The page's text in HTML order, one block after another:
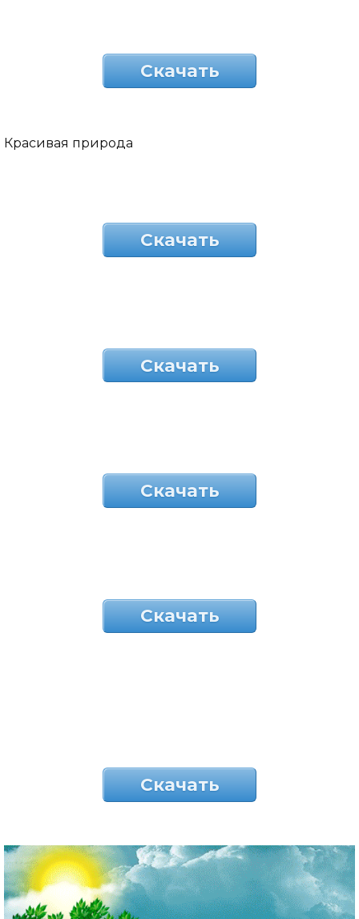
Скачать
Красивая природа
Скачать
Скачать
Скачать
Скачать
Скачать